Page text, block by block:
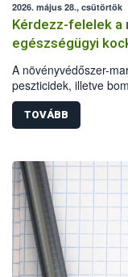
2026. május 28., csütörtök
Kérdezz-felelek a
egészségügyi
A növényvédőszer-
peszticidek, illetve
terményekben vagy
tárolást követően is
szermaradékot.
így nem jelenthetnek
TOVÁBB